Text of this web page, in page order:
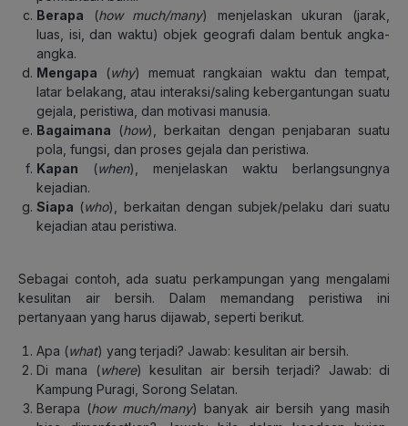
Berapa (how much/many) menjelaskan ukuran (jarak,
luas, isi, dan waktu) objek geografi dalam bentuk angka-
angka.
Mengapa (why) memuat rangkaian waktu dan tempat,
latar belakang, atau interaksi/saling kebergantungan suatu
gejala, peristiwa, dan motivasi manusia.
Bagaimana (how), berkaitan dengan penjabaran suatu
pola, fungsi, dan proses gejala dan peristiwa.
Kapan (when), menjelaskan waktu berlangsungnya
kejadian.
Siapa (who), berkaitan dengan subjek/pelaku dari suatu
kejadian atau peristiwa.
Sebagai contoh, ada suatu perkampungan yang mengalami
kesulitan air bersih. Dalam memandang peristiwa ini
pertanyaan yang harus dijawab, seperti berikut.
Apa (what) yang terjadi? Jawab: kesulitan air bersih.
Di mana (where) kesulitan air bersih terjadi? Jawab: di
Kampung Puragi, Sorong Selatan.
Berapa (how much/many) banyak air bersih yang masih